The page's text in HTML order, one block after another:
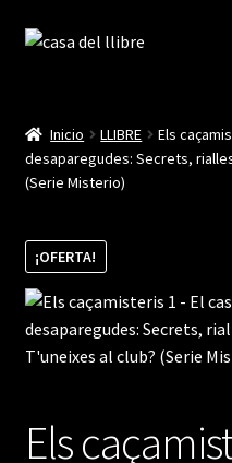
Ir
navegación
Ir
Blog
Finalitzar compra
La meva compte
Inicio LLIBRE
Els
desaparegudes: Secrets,
(Serie Misterio)
¡OFERTA!
Els